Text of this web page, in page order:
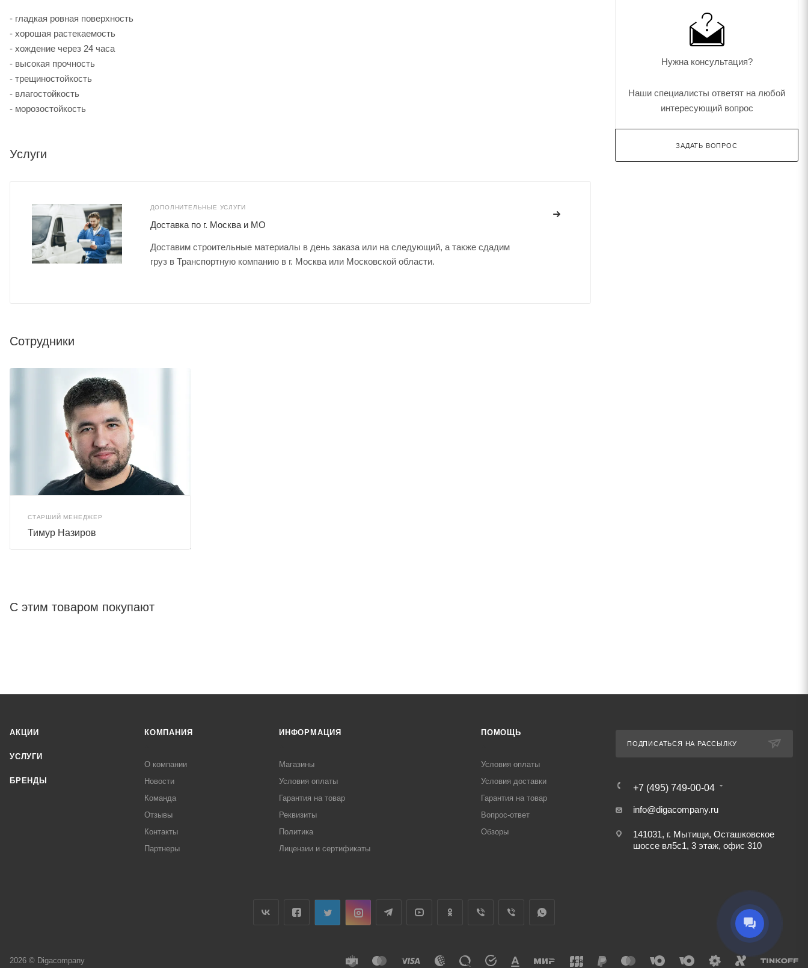
- гладкая ровная поверхность
- хорошая растекаемость
- хождение через 24 часа
- высокая прочность
- трещиностойкость
- влагостойкость
- морозостойкость
Услуги
ДОПОЛНИТЕЛЬНЫЕ УСЛУГИ
Доставка по г. Москва и МО
Доставим строительные материалы в день заказа или на следующий, а также сдадим
груз в Транспортную компанию в г. Москва или Московской области.
Сотрудники
СТАРШИЙ МЕНЕДЖЕР
Тимур Назиров
С этим товаром покупают
Нужна консультация?
Наши специалисты ответят на любой
интересующий вопрос
ЗАДАТЬ ВОПРОС
АКЦИИ
УСЛУГИ
БРЕНДЫ
КОМПАНИЯ
О компании
Новости
Команда
Отзывы
Контакты
Партнеры
ИНФОРМАЦИЯ
Магазины
Условия оплаты
Гарантия на товар
Реквизиты
Политика
Лицензии и сертификаты
ПОМОЩЬ
Условия оплаты
Условия доставки
Гарантия на товар
Вопрос-ответ
Обзоры
ПОДПИСАТЬСЯ НА РАССЫЛКУ
+7 (495) 749-00-04
info@digacompany.ru
141031, г. Мытищи, Осташковское
шоссе вл5с1, 3 этаж, офис 310
2026 © Digacompany